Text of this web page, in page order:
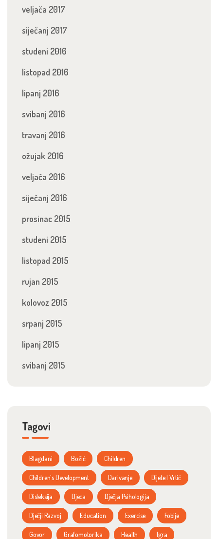
veljača 2017
siječanj 2017
studeni 2016
listopad 2016
lipanj 2016
svibanj 2016
travanj 2016
ožujak 2016
veljača 2016
siječanj 2016
prosinac 2015
studeni 2015
listopad 2015
rujan 2015
kolovoz 2015
srpanj 2015
lipanj 2015
svibanj 2015
Tagovi
Blagdani Božić Children
Children's Development Darivanje Dijete I Vrtić
Disleksija Djeca Dječja Psihologija
Dječji Razvoj Education Exercise Fobije
Govor Grafomotorika Health Igra